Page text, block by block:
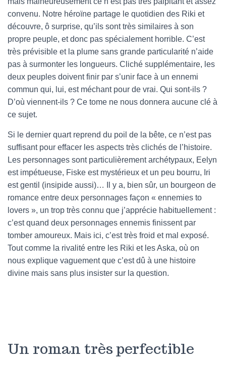
convenu. Notre héroïne partage le quotidien des Riki et
découvre, ô surprise, qu’ils sont très similaires à son
propre peuple, et donc pas spécialement horrible. C’est
très prévisible et la plume sans grande particularité n’aide
pas à surmonter les longueurs. Cliché supplémentaire, les
deux peuples doivent finir par s’unir face à un ennemi
commun qui, lui, est méchant pour de vrai. Qui sont-ils ?
D’où viennent-ils ? Ce tome ne nous donnera aucune clé à
ce sujet.
Si le dernier quart reprend du poil de la bête, ce n’est pas
suffisant pour effacer les aspects très clichés de l’histoire.
Les personnages sont particulièrement archétypaux, Eelyn
est impétueuse, Fiske est mystérieux et un peu bourru, Iri
est gentil (insipide aussi)… Il y a, bien sûr, un bourgeon de
romance entre deux personnages façon « ennemies to
lovers », un trop très connu que j’apprécie habituellement :
c’est quand deux personnages ennemis finissent par
tomber amoureux. Mais ici, c’est très froid et mal exposé.
Tout comme la rivalité entre les Riki et les Aska, où on
nous explique vaguement que c’est dû à une histoire
divine mais sans plus insister sur la question.
Un roman très perfectible